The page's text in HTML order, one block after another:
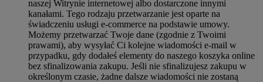
naszej Witrynie internetowej albo dostarczone innymi
kanałami. Tego rodzaju przetwarzanie jest oparte na
świadczeniu usługi e-commerce na podstawie umowy.
Możemy przetwarzać Twoje dane (zgodnie z Twoimi
prawami), aby wysyłać Ci kolejne wiadomości e-mail w
przypadku, gdy dodałeś elementy do naszego koszyka online
bez sfinalizowania zakupu. Jeśli nie sfinalizujesz zakupu w
określonym czasie, żadne dalsze wiadomości nie zostaną